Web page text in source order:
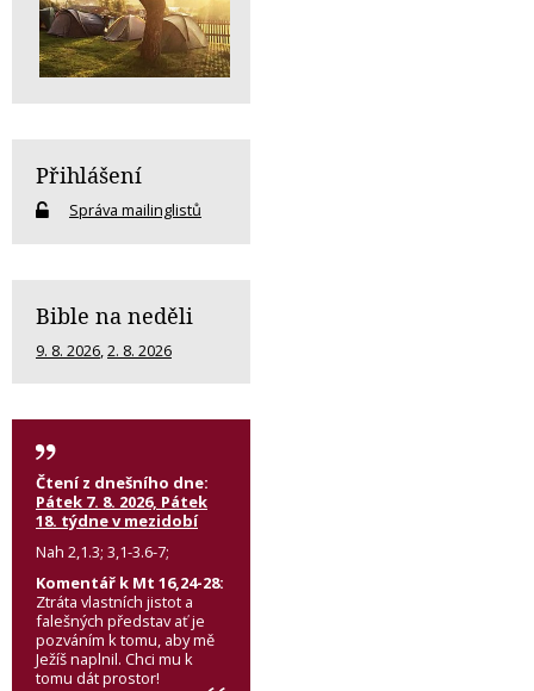
Přihlášení
Správa mailinglistů
Bible na neděli
9. 8. 2026,2. 8. 2026
Čtení z dnešního dne:
Pátek 7. 8. 2026, Pátek
18. týdne v mezidobí
Nah 2,1.3; 3,1-3.6-7;
Komentář k Mt 16,24-28:
Ztráta vlastních jistot a
falešných představ ať je
pozváním k tomu, aby mě
Ježíš naplnil. Chci mu k
tomu dát prostor!